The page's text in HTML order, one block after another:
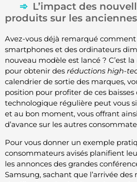
L’impact des
produits sur les
Avez-vous déjà remarqué comment
smartphones et des ordinateurs
nouveau modèle est lancé ? C’est
pour obtenir des réductions high-
calendrier de sortie des marques,
position pour profiter de ces baisses
technologique régulière peut vous
et au bon moment, vous offrant
d’avance sur les autres
Pour vous donner un exemple
consommateurs avisés planifient
les annonces des grandes
Samsung, sachant que l’arrivée